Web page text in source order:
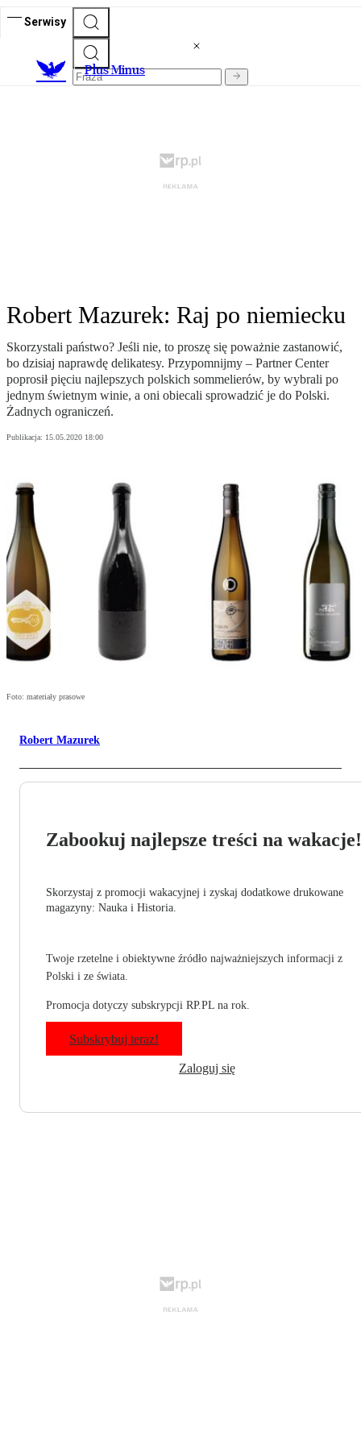
Serwisy
Plus Minus
Robert Mazurek: Raj po niemiecku
Skorzystali państwo? Jeśli nie, to proszę się poważnie zastanowić,
bo dzisiaj naprawdę delikatesy. Przypomnijmy – Partner Center
poprosił pięciu najlepszych polskich sommelierów, by wybrali po
jednym świetnym winie, a oni obiecali sprowadzić je do Polski.
Żadnych ograniczeń.
Publikacja: 15.05.2020 18:00
Foto: materiały prasowe
Robert Mazurek
Zabookuj najlepsze treści na wakacje!
Skorzystaj z promocji wakacyjnej i zyskaj dodatkowe drukowane
magazyny: Nauka i Historia.
Twoje rzetelne i obiektywne źródło najważniejszych informacji z
Polski i ze świata.
Promocja dotyczy subskrypcji RP.PL na rok.
Subskrybuj teraz!
Zaloguj się